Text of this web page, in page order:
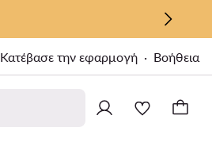
Κατέβασε την εφαρμογή Βοήθεια